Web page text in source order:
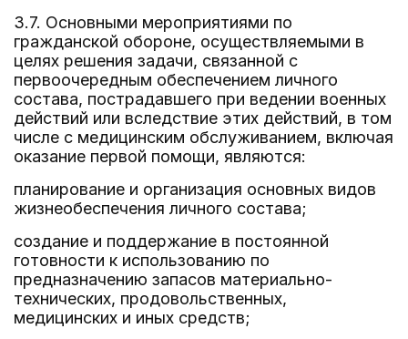
3.7. Основными мероприятиями по
гражданской обороне, осуществляемыми в
целях решения задачи, связанной с
первоочередным обеспечением личного
состава, пострадавшего при ведении военных
действий или вследствие этих действий, в том
числе с медицинским обслуживанием, включая
оказание первой помощи, являются:
планирование и организация основных видов
жизнеобеспечения личного состава;
создание и поддержание в постоянной
готовности к использованию по
предназначению запасов материально-
технических, продовольственных,
медицинских и иных средств;